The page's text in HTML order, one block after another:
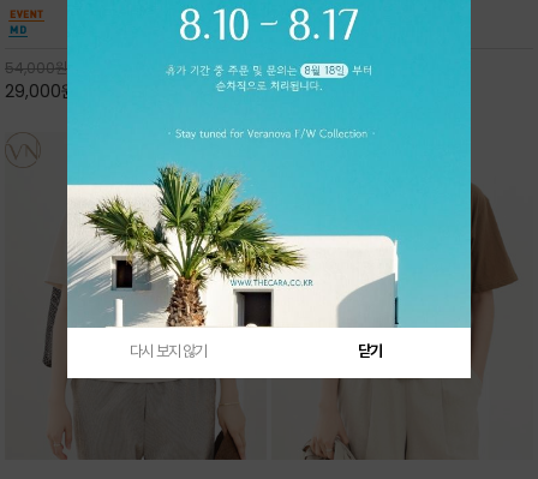
안함을 동시에 느낄수 있으며 차분하고 필요한
컬러웨이로 단독 또는 린넨 자켓/ 여름점퍼 안에
코디하기 만능템 입니다^^
54,000원
29,000원
핏 강연티셔츠
한 착용감을 선사하며, 자연스럽게 떨어지는 실루
엣이 편안하며 ★도회적인 무드로 루즈하게 단독
65,000원
30,000
다시 보지 않기 닫기